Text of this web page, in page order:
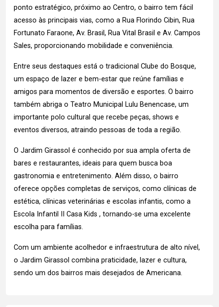
ponto estratégico, próximo ao Centro, o bairro tem fácil
acesso às principais vias, como a Rua Florindo Cibin, Rua
Fortunato Faraone, Av. Brasil, Rua Vital Brasil e Av. Campos
Sales, proporcionando mobilidade e conveniência.
Entre seus destaques está o tradicional Clube do Bosque,
um espaço de lazer e bem-estar que reúne famílias e
amigos para momentos de diversão e esportes. O bairro
também abriga o Teatro Municipal Lulu Benencase, um
importante polo cultural que recebe peças, shows e
eventos diversos, atraindo pessoas de toda a região.
O Jardim Girassol é conhecido por sua ampla oferta de
bares e restaurantes, ideais para quem busca boa
gastronomia e entretenimento. Além disso, o bairro
oferece opções completas de serviços, como clínicas de
estética, clínicas veterinárias e escolas infantis, como a
Escola Infantil II Casa Kids , tornando-se uma excelente
escolha para famílias.
Com um ambiente acolhedor e infraestrutura de alto nível,
o Jardim Girassol combina praticidade, lazer e cultura,
sendo um dos bairros mais desejados de Americana.